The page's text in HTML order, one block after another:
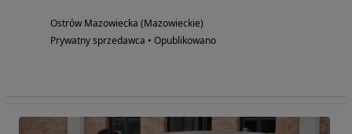
Ostrów Mazowiecka (Mazowieckie)
Prywatny sprzedawca • Opublikowano